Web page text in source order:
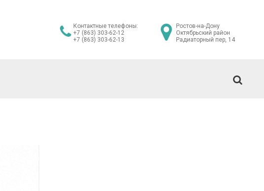
Контактные телефоны:
+7 (863) 303-62-12
+7 (863) 303-62-13
Ростов-на-Дону
Октябрьский район
Радиаторный пер, 14